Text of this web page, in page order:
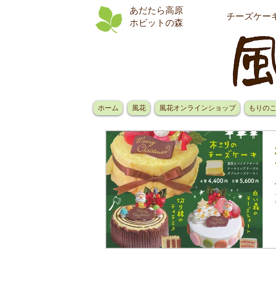
あだたら高原
​ホビットの森
チーズケー
ホーム 風花 風花オンラインショップ もりの